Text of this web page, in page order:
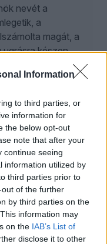
Information
to third parties, or
information for
the below opt-out
note that after your
continue seeing
information utilized by
third parties prior to
of the further
by third parties on the
information may
on the IAB’s List of
disclose it to other
nevét a
a
magát, a
készen
Magyar Péter
András és
a
Magyar
És hallhatunk